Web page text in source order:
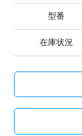
型番
在庫状況